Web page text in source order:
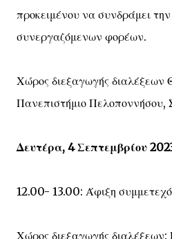
προκειμένου να συνδράμει
συνεργαζόμενων φορέων.
Χώρος διεξαγωγής διαλέξεων
Πανεπιστήμιο Πελοποννήσου,
Δευτέρα, 4 Σεπτεμβρίου
12.00- 13.00: Άφιξη
Χώρος διεξαγωγής διαλέξεων: